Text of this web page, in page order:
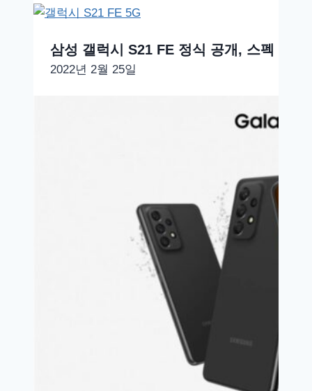
삼성 갤럭시 S21 FE 정식 공개, 스펙 및
2022년 2월 25일